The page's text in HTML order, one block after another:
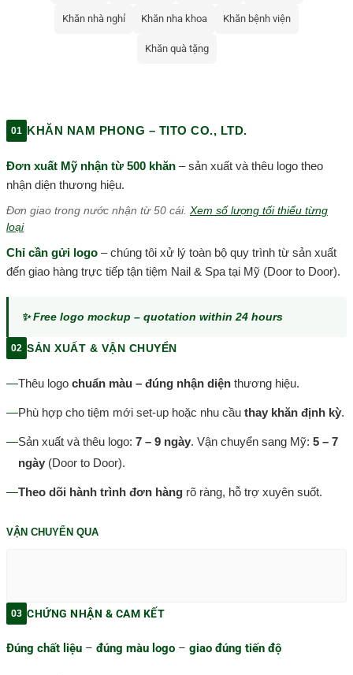
Khăn nhà nghỉ Khăn nha khoa Khăn bệnh viện
Khăn quà tặng
01 KHĂN NAM PHONG – TITO CO., LTD.
Đơn xuất Mỹ nhận từ 500 khăn – sản xuất và thêu logo theo
nhận diện thương hiệu.
Đơn giao trong nước nhận từ 50 cái. Xem số lượng tối thiểu từng
loại
Chỉ cần gửi logo – chúng tôi xử lý toàn bộ quy trình từ sản xuất
đến giao hàng trực tiếp tận tiệm Nail & Spa tại Mỹ (Door to Door).
✨ Free logo mockup – quotation within 24 hours
02 SẢN XUẤT & VẬN CHUYỂN
—Thêu logo chuẩn màu – đúng nhận diện thương hiệu.
—Phù hợp cho tiệm mới set-up hoặc nhu cầu thay khăn định kỳ.
—Sản xuất và thêu logo: 7 – 9 ngày. Vận chuyển sang Mỹ: 5 – 7
ngày (Door to Door).
—Theo dõi hành trình đơn hàng rõ ràng, hỗ trợ xuyên suốt.
VẬN CHUYỂN QUA
03 CHỨNG NHẬN & CAM KẾT
Đúng chất liệu – đúng màu logo – giao đúng tiến độ